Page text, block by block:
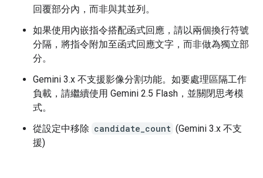
回覆部分內，而非與其並列。
如果使用內嵌指令搭配函式回應，請以兩個換行符號
分隔，將指令附加至函式回應文字，而非做為獨立部
分。
Gemini 3.x 不支援影像分割功能。如要處理區隔工作
負載，請繼續使用 Gemini 2.5 Flash，並關閉思考模
式。
從設定中移除 candidate_count (Gemini 3.x 不支
援)